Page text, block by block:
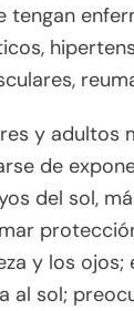
tengan
y adultos
de
del sol,
y los ojos;
al sol;